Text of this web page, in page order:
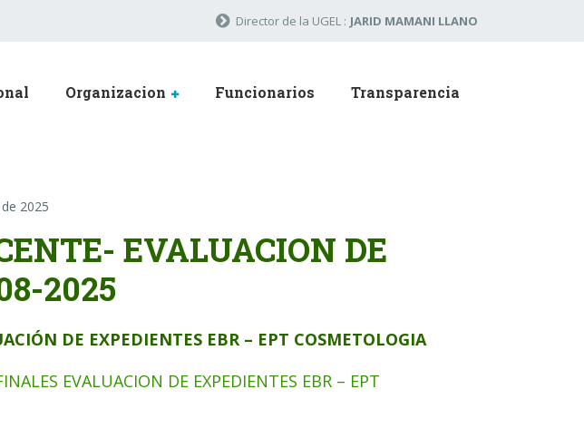
Director de la UGEL : JARID MAMANI LLANO
Organizacion Funcionarios Transparencia
2025
EVALUACION DE
2025
DE EXPEDIENTES EBR – EPT COSMETOLOGIA
EVALUACION DE EXPEDIENTES EBR – EPT